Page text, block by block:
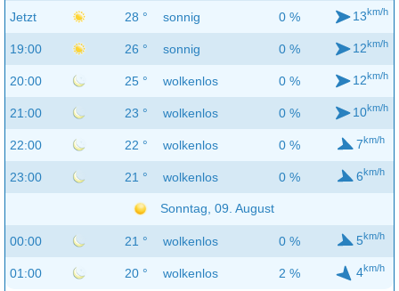
Jetzt 28 ° sonnig 0 % 13km/h
19:00 26 ° sonnig 0 % 12km/h
20:00 25 ° wolkenlos 0 % 12km/h
21:00 23 ° wolkenlos 0 % 10km/h
22:00 22 ° wolkenlos 0 % 7km/h
23:00 21 ° wolkenlos 0 % 6km/h
Sonntag, 09. August
00:00 21 ° wolkenlos 0 % 5km/h
01:00 20 ° wolkenlos 2 % 4km/h